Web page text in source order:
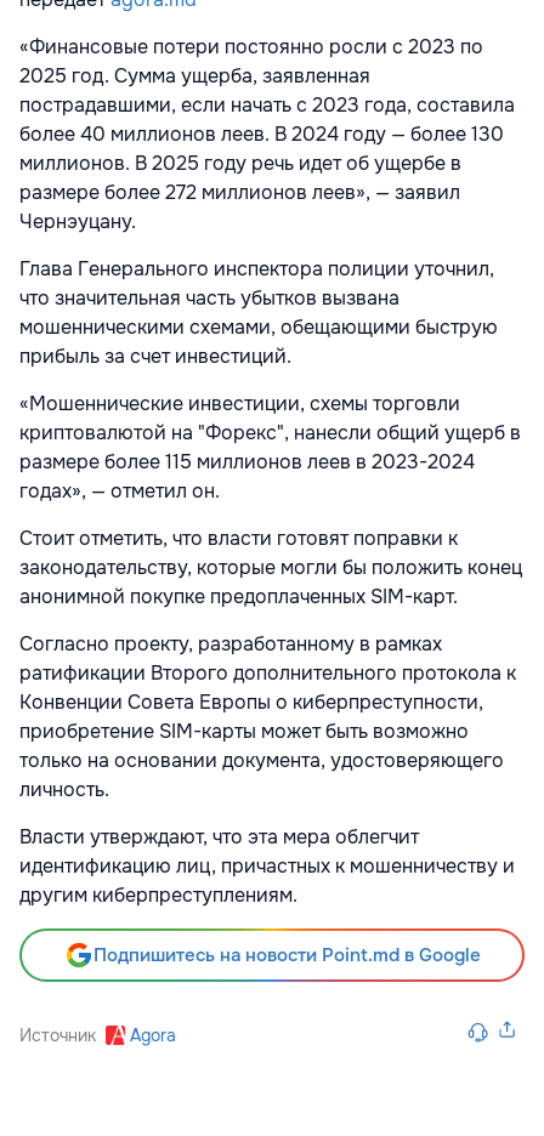
«Финансовые потери постоянно росли с 2023 по
2025 год. Сумма ущерба, заявленная
пострадавшими, если начать с 2023 года, составила
более 40 миллионов леев. В 2024 году — более 130
миллионов. В 2025 году речь идет об ущербе в
размере более 272 миллионов леев», — заявил
Чернэуцану.
Глава Генерального инспектора полиции уточнил,
что значительная часть убытков вызвана
мошенническими схемами, обещающими быструю
прибыль за счет инвестиций.
«Мошеннические инвестиции, схемы торговли
криптовалютой на "Форекс", нанесли общий ущерб в
размере более 115 миллионов леев в 2023-2024
годах», — отметил он.
Стоит отметить, что власти готовят поправки к
законодательству, которые могли бы положить конец
анонимной покупке предоплаченных SIM-карт.
Согласно проекту, разработанному в рамках
ратификации Второго дополнительного протокола к
Конвенции Совета Европы о киберпреступности,
приобретение SIM-карты может быть возможно
только на основании документа, удостоверяющего
личность.
Власти утверждают, что эта мера облегчит
идентификацию лиц, причастных к мошенничеству и
другим киберпреступлениям.
Подпишитесь на новости Point.md в Google
Источник Agora